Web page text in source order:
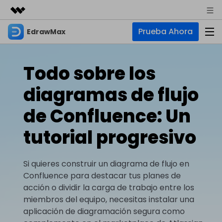
Productos destacados
Utilidades
Resumen
Soluciones
Quiénes somos
Sala de prensa
Tienda
EdrawMax Prueba Ahora
EdrawMax
Software de diagramas integral
EdrawMax Online
¿Necesitas la versión en línea? Haz clic aquí
EdrawMind
Mapas mentales y lluvia de ideas
Soluciones
Para diagramas
Diagrama de flujo Hot
Plano de planta Nuevo
Diagrama P&ID
Diagrama UML
Para mapas mentales
Mapa mental
IA para diagramas
Chat de IA
Diagrama de flujo de IA
PowerPoint de IA
Recursos
Blog
Artículos
Artículos sobre diagramas
Tendencia
Soporte
Guía
Descubre cómo aprovechar nuestras herramientas.
Para EdrawMax > Para EdrawMind >
Negocios
Todo sobre los
diagramas de flujo
de Confluence: Un
tutorial progresivo
Si quieres construir un diagrama de flujo en
Confluence para destacar tus planes de
acción o dividir la carga de trabajo entre los
miembros del equipo, necesitas instalar una
aplicación de diagramación segura como